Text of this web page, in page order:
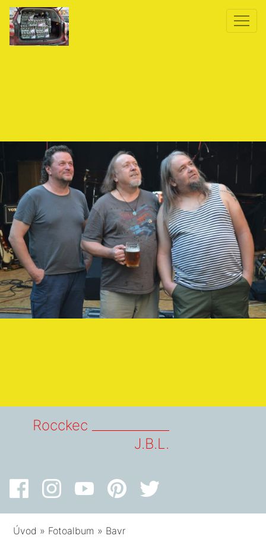
Rocckec _____________
J.B.L.
Úvod » Fotoalbum » Bavr